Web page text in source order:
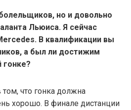
но и довольно
Льюиса. Я сейчас
В квалификации вы
а был ли достижим
гонке?
что гонка должна
хорошо. В финале дистанции